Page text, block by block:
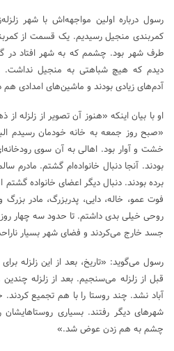
رسول درباره اولین مواجهه‌اش با شهر
کمربندی منجیل رسیدیم. یک قسمت از
طرف شهر بود. چشمم که به شهر افتاد در
دیدم که هیچ شباهتی به منجیل نداشت.
آدم‌های زیادی بودند و ماشین‌های امدادی
او با بیان اینکه «هنوز آن تصویر از زلزله
«صبح روز جمعه به خانه خودمان رسیدم
خشت و آوار بود. اهالی به آن سوی
بودند. آنجا دنبال خانواده‌ام گشتم. مادرم
برده بودند. دنبال دیگر اعضای خانواده
فوت عمو، خاله، دایی، پدربزرگ، مادر
روحی خیلی بدی داشتم. تا حدود سه چهار روز
جسد خارج می‌کردند و فضای شهر بسیار
رسول می‌گوید: «تاریخ، بعد از این زلزله
قبل از زلزله می‌سنجیم. بعد از زلزله
آباد نشد. چند روستا را با هم تجمیع کردند.
شهرهای دیگر رفتند. بسیاری
چشم به هم زدن عوض شد.»